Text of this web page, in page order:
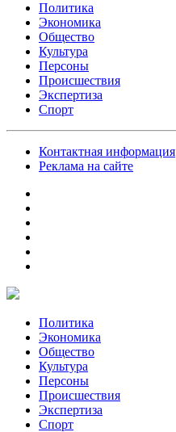
Политика
Экономика
Общество
Культура
Персоны
Происшествия
Экспертиза
Спорт
Контактная информация
Реклама на сайте
Политика
Экономика
Общество
Культура
Персоны
Происшествия
Экспертиза
Спорт